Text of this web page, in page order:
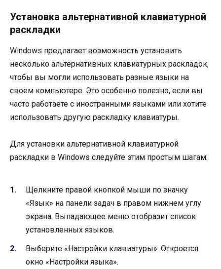
Установка альтернативной клавиатурной
раскладки
Windows предлагает возможность установить
несколько альтернативных клавиатурных раскладок,
чтобы вы могли использовать разные языки на
своем компьютере. Это особенно полезно, если вы
часто работаете с иностранными языками или хотите
использовать другую раскладку клавиатуры.
Для установки альтернативной клавиатурной
раскладки в Windows следуйте этим простым шагам:
Щелкните правой кнопкой мыши по значку
«Язык» на панели задач в правом нижнем углу
экрана. Выпадающее меню отобразит список
установленных языков.
Выберите «Настройки клавиатуры». Откроется
окно «Настройки языка».